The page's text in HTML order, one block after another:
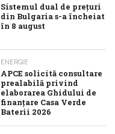
Sistemul dual de prețuri
din Bulgaria s-a încheiat
în 8 august
ENERGIE
APCE solicită consultare
prealabilă privind
elaborarea Ghidului de
finanțare Casa Verde
Baterii 2026